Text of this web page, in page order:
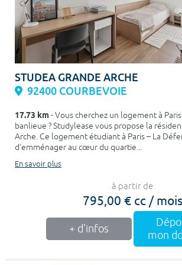
STUDEA GRANDE ARCHE
92400 COURBEVOIE
17.73 km- Vous cherchez un logement à
banlieue ? Studylease vous propose la
Arche. Ce logement étudiant à Paris – La
d’emménager au cœur du quartie...
En savoir plus
à partir de
795,00 € cc / mois
+ d'infos
mon